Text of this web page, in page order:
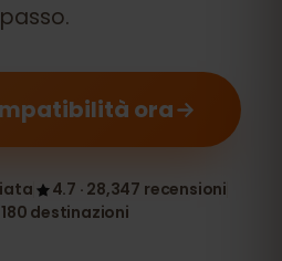
passo.
ora
4.7 · 28,347 recensioni
destinazioni